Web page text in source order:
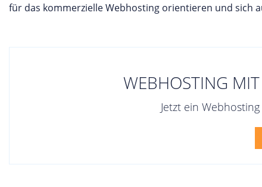
für das kommerzielle Webhosting orientieren und sich
WEBHOSTING
Jetzt ein